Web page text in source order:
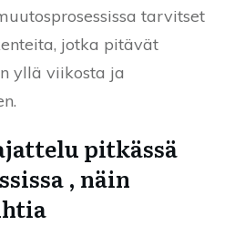
tarvitset
jotka pitävät
yllä viikosta ja
pitkässä
, näin